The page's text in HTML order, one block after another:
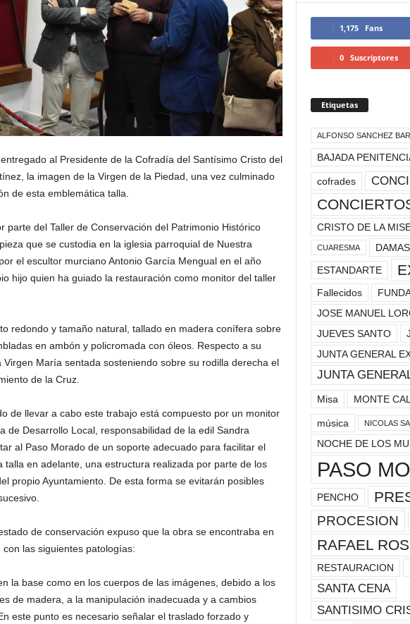
al Presidente de la Cofradía del Santísimo Cristo del
la imagen de la Virgen de la Piedad, una vez culminado
de esta emblemática talla.
parte del Taller de Conservación del Patrimonio Histórico
que se custodia en la iglesia parroquial de Nuestra
el escultor murciano Antonio García Mengual en el año
hijo quien ha guiado la restauración como monitor del taller
redondo y tamaño natural, tallado en madera conífera sobre
en ambón y policromada con óleos. Respecto a su
María sentada sosteniendo sobre su rodilla derecha el
de la Cruz.
de llevar a cabo este trabajo está compuesto por un monitor
de Desarrollo Local, responsabilidad de la edil Sandra
al Paso Morado de un soporte adecuado para facilitar el
en adelante, una estructura realizada por parte de los
propio Ayuntamiento. De esta forma se evitarán posibles
de conservación expuso que la obra se encontraba en
las siguientes patologías:
la base como en los cuerpos de las imágenes, debido a los
de madera, a la manipulación inadecuada y a cambios
este punto es necesario señalar el traslado forzado y
1,175 Fans
0 Suscriptores
Etiquetas
ALFONSO SANCHEZ
BAJADA
cofrades
CRISTO DE LA
CUARESMA DAMAS
ESTANDARTE
Fallecidos
JOSE MANUEL
JUEVES SANTO
JUNTA GENERAL
JUNTA
Misa MONTE
música NICOLAS
NOCHE DE LOS
PASO
PENCHO
PROCESION
RAFAEL
RESTAURACION
SANTA CENA
SANTISIMO